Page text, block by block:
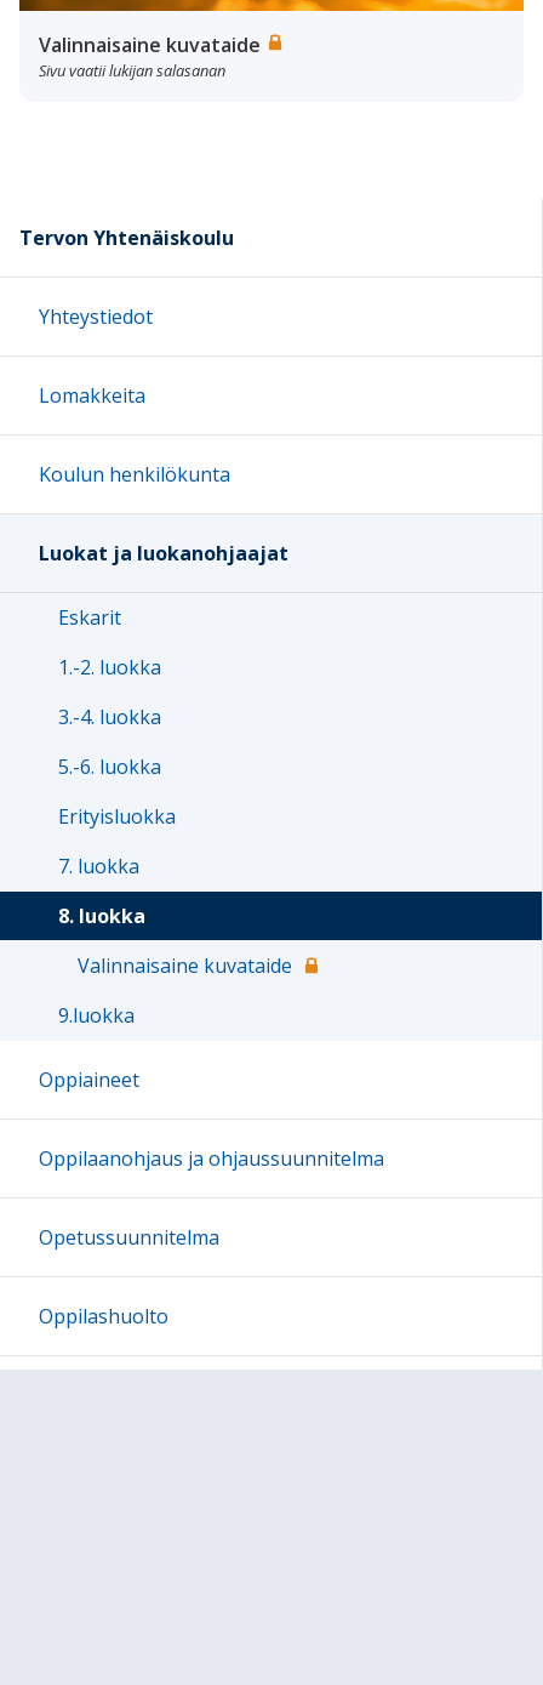
Valinnaisaine kuvataide
Sivu vaatii lukijan salasanan
Tervon Yhtenäiskoulu
Yhteystiedot
Lomakkeita
Koulun henkilökunta
Luokat ja luokanohjaajat
Eskarit
1.-2. luokka
3.-4. luokka
5.-6. luokka
Erityisluokka
7. luokka
8. luokka
Valinnaisaine kuvataide
9.luokka
Oppiaineet
Oppilaanohjaus ja ohjaussuunnitelma
Opetussuunnitelma
Oppilashuolto